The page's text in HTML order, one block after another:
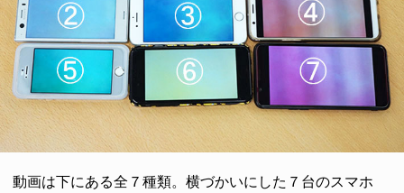
動画は下にある全７種類。横づかいにした７台のスマホ